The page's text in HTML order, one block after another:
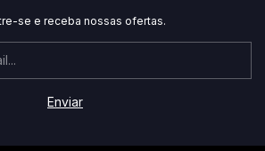
se e receba nossas ofertas.